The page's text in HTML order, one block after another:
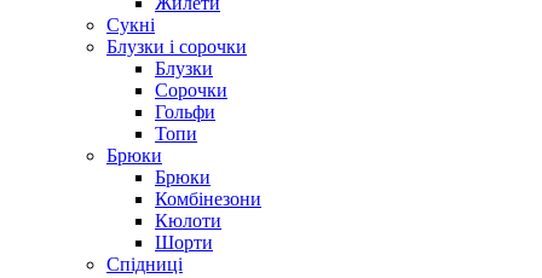
Сукні
Блузки і сорочки
Блузки
Сорочки
Гольфи
Топи
Брюки
Брюки
Комбінезони
Кюлоти
Шорти
Спідниці